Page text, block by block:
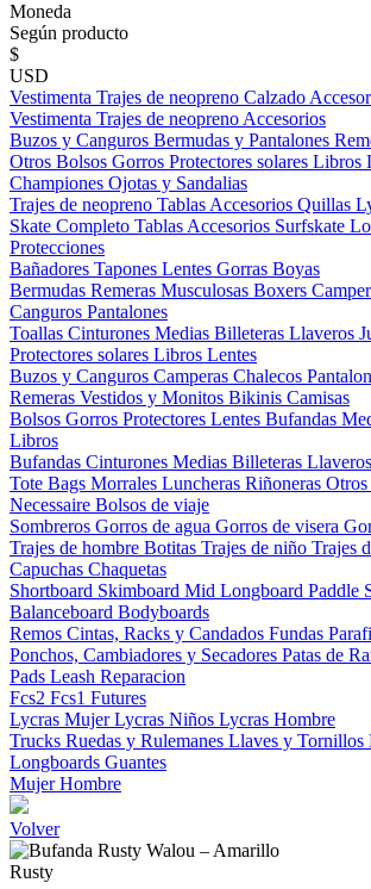
Moneda
Según producto
$
USD
Vestimenta Trajes de neopreno Calzado
Vestimenta Trajes de neopreno Accesorios
Buzos y Canguros Bermudas y Pantalones
Otros Bolsos Gorros Protectores solares Libros
Championes Ojotas y Sandalias
Trajes de neopreno Tablas Accesorios Quillas
Skate Completo Tablas Accesorios Surfskate
Protecciones
Bañadores Tapones Lentes Gorras Boyas
Bermudas Remeras Musculosas Boxers
Canguros Pantalones
Toallas Cinturones Medias Billeteras Llaveros
Protectores solares Libros Lentes
Buzos y Canguros Camperas Chalecos
Remeras Vestidos y Monitos Bikinis Camisas
Bolsos Gorros Protectores Lentes Bufandas
Libros
Bufandas Cinturones Medias Billeteras Llaveros
Tote Bags Morrales Luncheras Riñoneras Otros
Necessaire Bolsos de viaje
Sombreros Gorros de agua Gorros de visera
Trajes de hombre Botitas Trajes de niño Trajes
Capuchas Chaquetas
Shortboard Skimboard Mid Longboard Paddle
Balanceboard Bodyboards
Remos Cintas, Racks y Candados Fundas
Ponchos, Cambiadores y Secadores Patas de
Pads Leash Reparacion
Fcs2 Fcs1 Futures
Lycras MujerLycras Niños Lycras Hombre
Trucks Ruedas y Rulemanes Llaves y Tornillos
Longboards Guantes
MujerHombre
Volver
Rusty